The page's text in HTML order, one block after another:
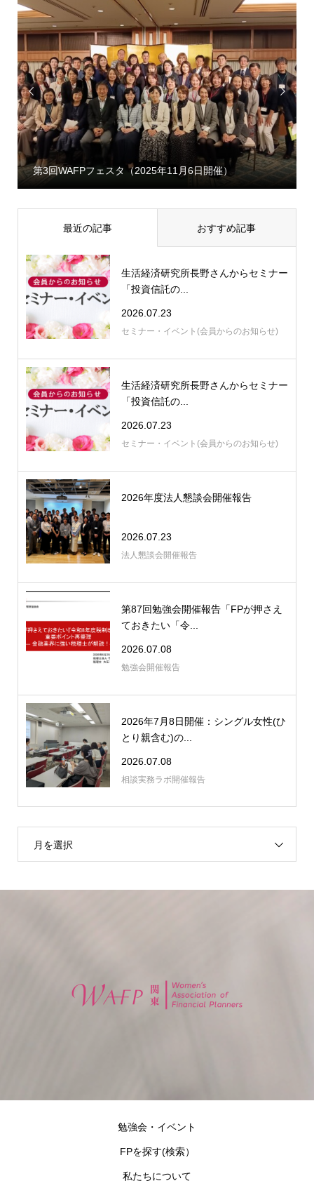

第3回WAFPフェスタ（2025年11月6日開催）

最近の記事 おすすめ記事
生活経済研究所長野さんからセミナー
「投資信託の...
2026.07.23
セミナー・イベント(会員からのお知らせ)
生活経済研究所長野さんからセミナー
「投資信託の...
2026.07.23
セミナー・イベント(会員からのお知らせ)
2026年度法人懇談会開催報告
2026.07.23
法人懇談会開催報告
第87回勉強会開催報告「FPが押さえ
ておきたい「令...
2026.07.08
勉強会開催報告
2026年7月8日開催：シングル女性(ひ
とり親含む)の...
2026.07.08
相談実務ラボ開催報告
月を選択
勉強会・イベント
FPを探す(検索）
私たちについて